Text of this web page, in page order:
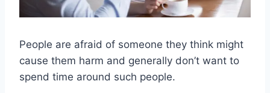
People are afraid of someone they think might
cause them harm and generally don’t want to
spend time around such people.